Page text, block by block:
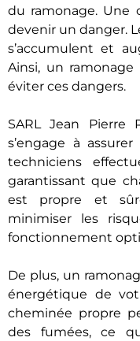
du ramonage. Une
devenir un danger.
s’accumulent et
Ainsi, un
éviter ces dangers.
SARL Jean Pierre
s’engage à
techniciens
garantissant que
est propre et
minimiser les
fonctionnement
De plus, un
énergétique de
cheminée propre
des fumées, ce